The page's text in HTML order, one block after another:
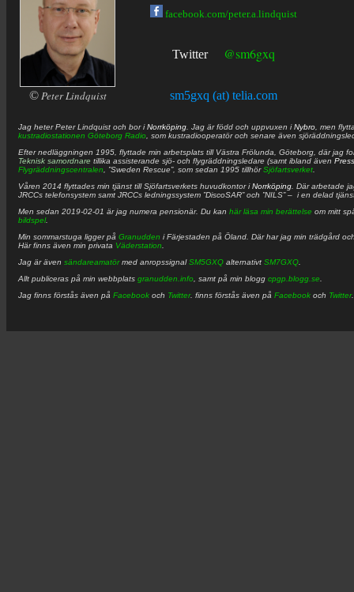
© Peter Lindquist
facebook.com/peter.a.lindquist
Twitter @sm6gxq
sm5gxq (at) telia.com
Jag heterPeter Lindquist och bor iNorrköping . Jag är född och uppvuxen iNybro , men
kustradiostationen Göteborg Radio , som kustradiooperatör och senare även
Efter nedläggningen 1995, flyttade min arbetsplats till Västra Frölunda, Göteborg, där jag
Teknisk samordnare tillika assisterande sjö- och flygräddningsledare (samt ibland även
Flygräddningscentralen , ”Sweden Rescue”, som sedan 1995 tillhörSjöfartsverket
Våren 2014 flyttades min tjänst till Sjöfartsverkets huvudkontor iNorrköping . Där arbetade
JRCCs telefonsystem samt JRCCs ledningssystem ”DiscoSAR” och ”NILS” – i en delad
Men sedan 2019-02-01 är jag numera pensionär. Du kan här läsa min berättelse om mitt
bildspel.
Min sommarstuga ligger på Granudden i Färjestaden på Öland. Där har jag min trädgård
Här finns även min privata Väderstation
Jag är även sändareamatörmed anropssignalSM5GXQ alternativt SM7GXQ
Allt publiceras på min webbplats granudden.info , samt på min blogg cpgp.blogg.se
Jag finns förstås även på Facebook och Twitter. finns förstås även på Facebook och Twitter.